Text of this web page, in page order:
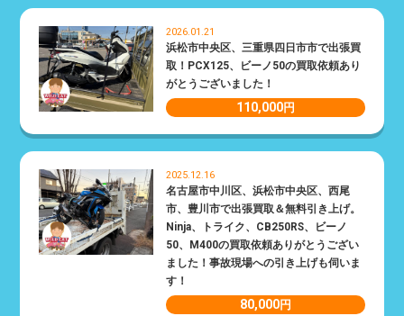
2026.01.21
浜松市中央区、三重県四日市市で出張買
取！PCX125、ビーノ50の買取依頼あり
がとうございました！
110,000円
2025.12.16
名古屋市中川区、浜松市中央区、西尾
市、豊川市で出張買取＆無料引き上げ。
Ninja、トライク、CB250RS、ビーノ
50、M400の買取依頼ありがとうござい
ました！事故現場への引き上げも伺いま
す！
80,000円